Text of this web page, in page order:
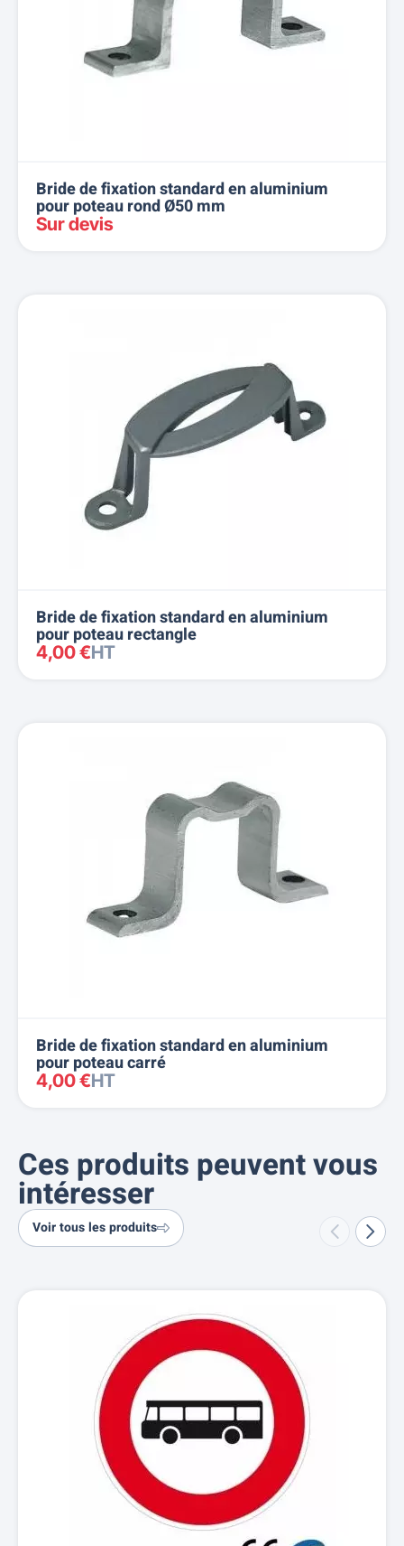
Bride de fixation standard en aluminium
pour poteau rond Ø50 mm
Sur devis
Bride de fixation standard en aluminium
pour poteau rectangle
4,00 €HT
Bride de fixation standard en aluminium
pour poteau carré
4,00 €HT
Ces produits peuvent vous
intéresser
Voir tous les produits